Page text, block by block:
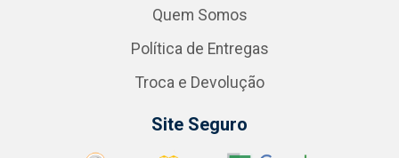
Quem Somos
Política de Entregas
Troca e Devolução
Site Seguro